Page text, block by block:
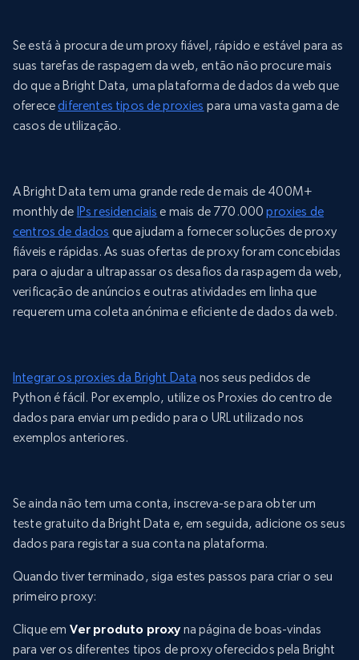
Se está à procura de um proxy fiável, rápido e estável para as
suas tarefas de raspagem da web, então não procure mais
do que a Bright Data, uma plataforma de dados da web que
oferecediferentes tipos de proxies para uma vasta gama de
casos de utilização.
A Bright Data tem uma grande rede de mais de 400M+
monthly de IPs residenciais e mais de 770.000proxies de
centros de dados que ajudam a fornecer soluções de proxy
fiáveis e rápidas. As suas ofertas de proxy foram concebidas
para o ajudar a ultrapassar os desafios da raspagem da web,
verificação de anúncios e outras atividades em linha que
requerem uma coleta anónima e eficiente de dados da web.
Integrar os proxies da Bright Data nos seus pedidos de
Python é fácil. Por exemplo, utilize os Proxies do centro de
dados para enviar um pedido para o URL utilizado nos
exemplos anteriores.
Se ainda não tem uma conta, inscreva-se para obter um
teste gratuito da Bright Data e, em seguida, adicione os seus
dados para registar a sua conta na plataforma.
Quando tiver terminado, siga estes passos para criar o seu
primeiro proxy:
Clique em Ver produto proxy na página de boas-vindas
para ver os diferentes tipos de proxy oferecidos pela Bright